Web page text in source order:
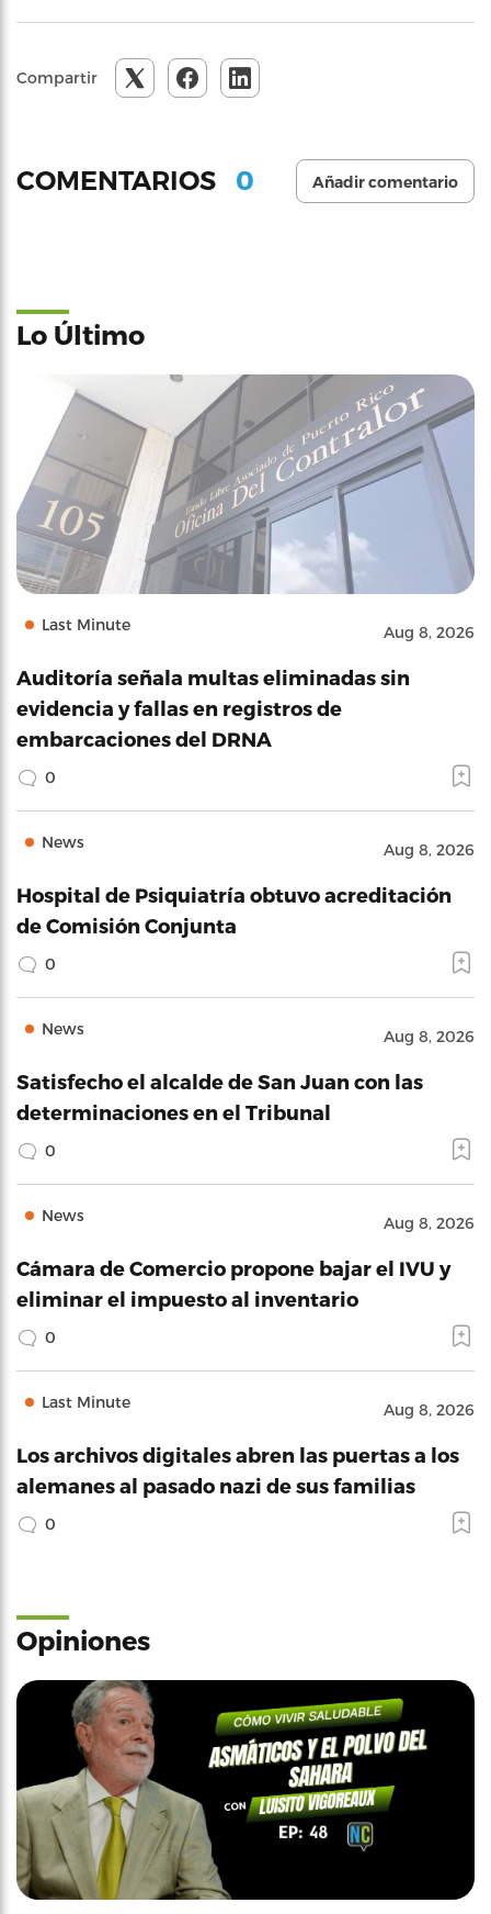
Compartir
COMENTARIOS 0 Añadir comentario
Lo Último
Last Minute Aug 8, 2026
Auditoría señala multas eliminadas sin
evidencia y fallas en registros de
embarcaciones del DRNA
0
News Aug 8, 2026
Hospital de Psiquiatría obtuvo acreditación
de Comisión Conjunta
0
News Aug 8, 2026
Satisfecho el alcalde de San Juan con las
determinaciones en el Tribunal
0
News Aug 8, 2026
Cámara de Comercio propone bajar el IVU y
eliminar el impuesto al inventario
0
Last Minute Aug 8, 2026
Los archivos digitales abren las puertas a los
alemanes al pasado nazi de sus familias
0
Opiniones